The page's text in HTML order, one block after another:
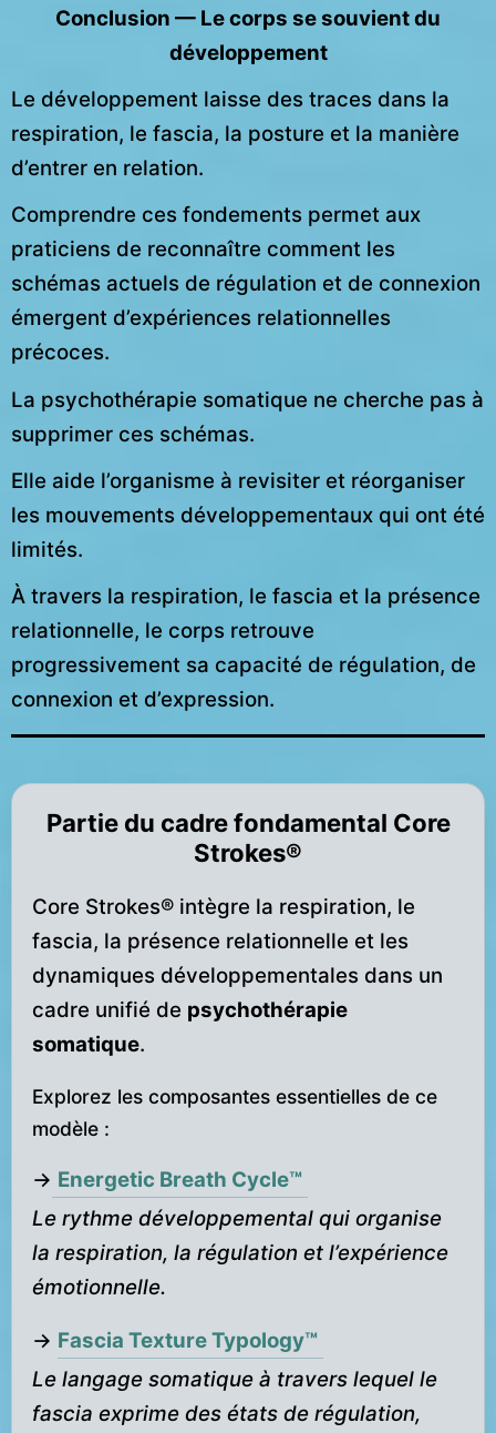
Conclusion — Le corps se souvient du
développement
Le développement laisse des traces dans la
respiration, le fascia, la posture et la manière
d’entrer en relation.
Comprendre ces fondements permet aux
praticiens de reconnaître comment les
schémas actuels de régulation et de connexion
émergent d’expériences relationnelles
précoces.
La psychothérapie somatique ne cherche pas à
supprimer ces schémas.
Elle aide l’organisme à revisiter et réorganiser
les mouvements développementaux qui ont été
limités.
À travers la respiration, le fascia et la présence
relationnelle, le corps retrouve
progressivement sa capacité de régulation, de
connexion et d’expression.
Partie du cadre fondamental Core
Strokes®
Core Strokes® intègre la respiration, le
fascia, la présence relationnelle et les
dynamiques développementales dans un
cadre unifié de psychothérapie
somatique.
Explorez les composantes essentielles de ce
modèle :
→ Energetic Breath Cycle™
Le rythme développemental qui organise
la respiration, la régulation et l’expérience
émotionnelle.
→ Fascia Texture Typology™
Le langage somatique à travers lequel le
fascia exprime des états de régulation,